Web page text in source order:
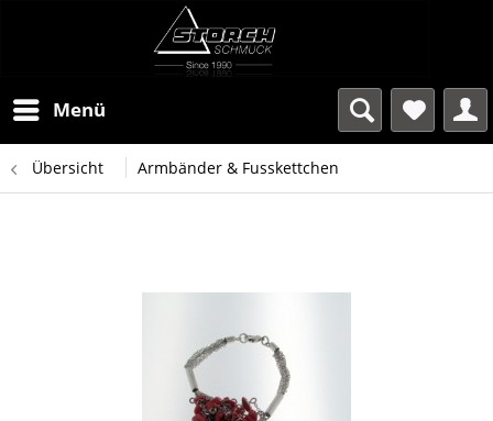
Menü
Übersicht Armbänder & Fusskettchen